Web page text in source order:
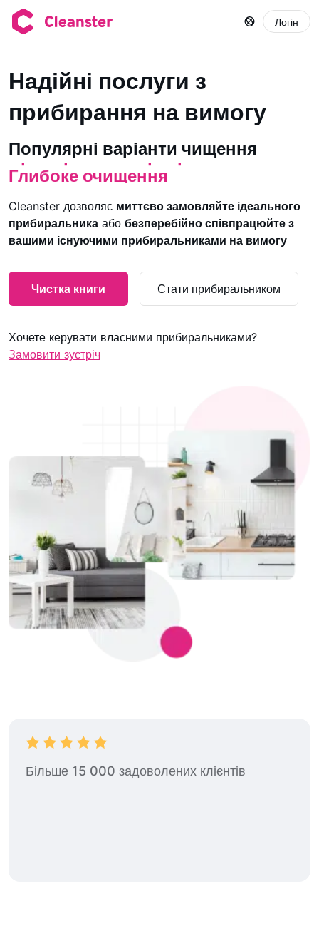
Логін
Надійні послуги з
прибирання на вимогу
Популярні варіанти чищення
Короткострокова оренда.
Прибирання квартири
Глибоке очищення
Прибирання будинку
Виїзне прибирання
Прибирання офісу
Прибирання спортзалів
Прибирання комерційних
Короткострокова оренда.
Cleanster дозволяє миттєво замовляйте ідеального
прибиральника або безперебійно співпрацюйте з
вашими існуючими прибиральниками на вимогу
Чистка книги Стати прибиральником
Хочете керувати власними прибиральниками?
Замовити зустріч
Більше 15 000 задоволених клієнтів